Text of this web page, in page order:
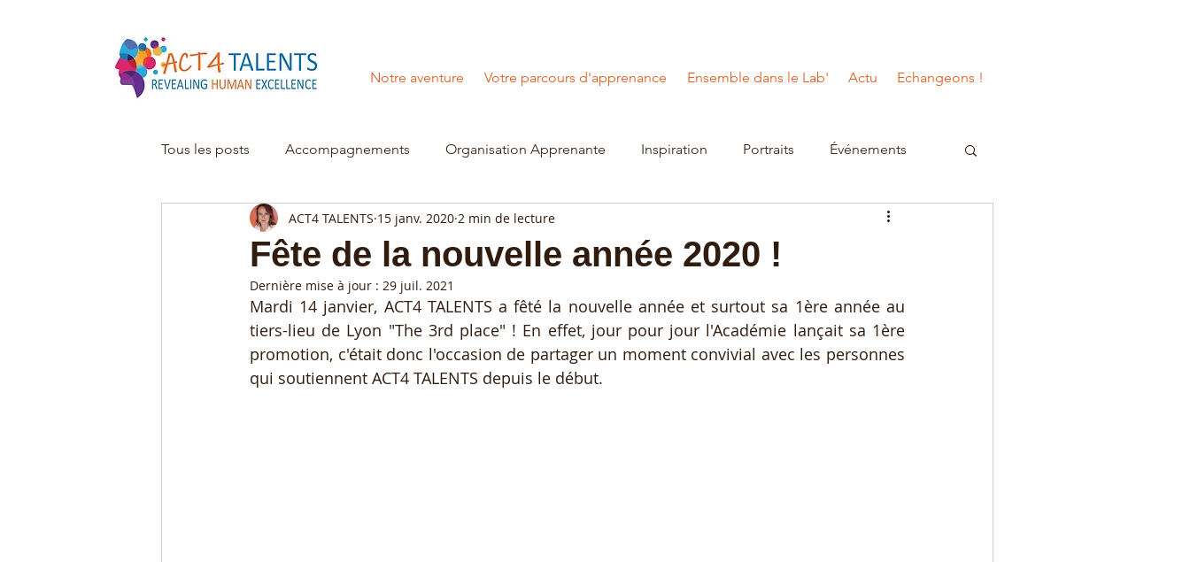
Notre aventure Votre parcours d'apprenance Ensemble dans le Lab' Actu Echangeons !
Tous les posts Accompagnements Organisation Apprenante Inspiration Portraits Événements
Fête de la nouvelle année 2020 !
ACT4 TALENTS 15 janv. 2020 2 min de lecture
Dernière mise à jour : 29 juil. 2021
Mardi 14 janvier, ACT4 TALENTS a fêté la nouvelle année et surtout sa 1ère année au
tiers-lieu de Lyon "The 3rd place" ! En effet, jour pour jour l'Académie lançait sa 1ère
promotion, c'était donc l'occasion de partager un moment convivial avec les personnes
qui soutiennent ACT4 TALENTS depuis le début.